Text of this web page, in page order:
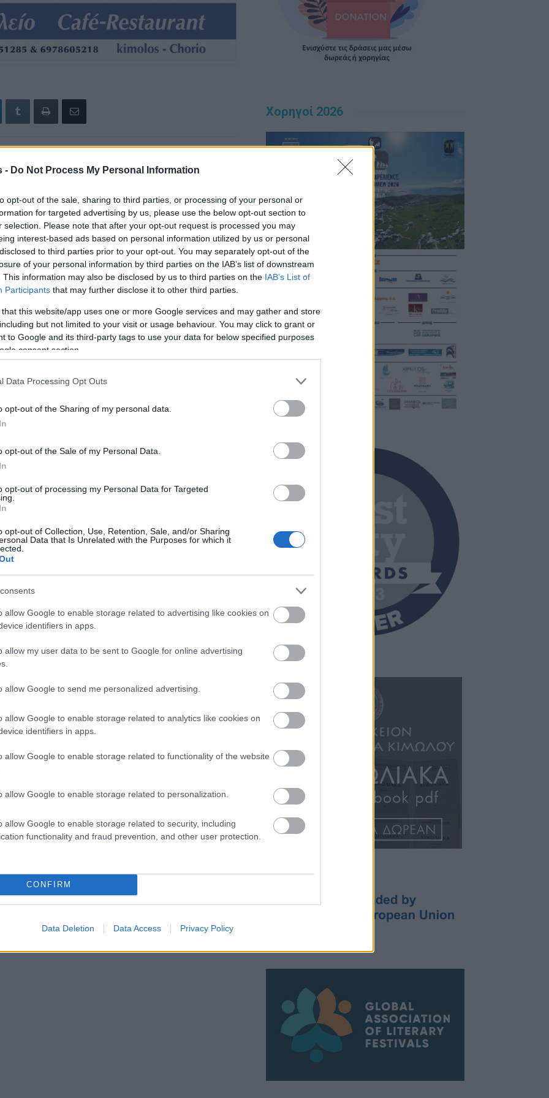
- Do Not Process My Personal Information
opt-out of the sale, sharing to third parties, or processing of your personal or
for targeted advertising by us, please use the below opt-out section to
selection. Please note that after your opt-out request is processed you may
interest-based ads based on personal information utilized by us or personal
to third parties prior to your opt-out. You may separately opt-out of the
of your personal information by third parties on the IAB’s list of downstream
This information may also be disclosed by us to third parties on the IAB’s List of
Participants that may further disclose it to other third parties.
that this website/app uses one or more Google services and may gather and store
but not limited to your visit or usage behaviour. You may click to grant or
to Google and its third-party tags to use your data for below specified purposes
consent section.
Data Processing Opt Outs
opt-out of the Sharing of my personal data.
opt-out of the Sale of my Personal Data.
opt-out of processing my Personal Data for Targeted
opt-out of Collection, Use, Retention, Sale, and/or Sharing
Data that Is Unrelated with the Purposes for which it
allow Google to enable storage related to advertising like cookies on
identifiers in apps.
allow my user data to be sent to Google for online advertising
allow Google to send me personalized advertising.
allow Google to enable storage related to analytics like cookies on
identifiers in apps.
allow Google to enable storage related to functionality of the website
allow Google to enable storage related to personalization.
allow Google to enable storage related to security, including
functionality and fraud prevention, and other user protection.
CONFIRM
Data Deletion Data Access Privacy Policy
Επόμενο άρθρο
ΜΟΝΟΠΑΤΙΩΝ ΤΗΣ ΚΙΜΩΛΟΥ
ΑΠΟ ΤΟΝ ΔΗΜΙΟΥΡΓΟ
με την παιδική ταινία
την Πέμπτη στις
21:15μ.μ. στην
την ταινία, «Bomber & Paganini», την
και τον ιστότοπό μου σε αυτό το πρόγραμμα
Χορηγοί 2026